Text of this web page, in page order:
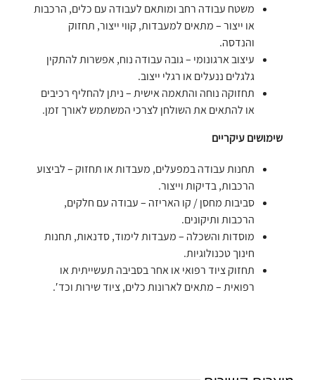
משטח עבודה רחב ומותאם לעבודה עם כלים, הרכבות
או ייצור – מתאים למעבדות, קווי ייצור, תחזוק
והנדסה.
עיצוב ארגונומי – גובה עבודה נוח, אפשרות להתקין
גלגלים ננעלים או רגלי ייצוב.
תחזוקה נוחה והתאמה אישית – ניתן להחליף רכיבים
או להתאים את השולחן לצרכי המשתמש לאורך זמן.
שימושים עיקריים
תחנות עבודה במפעלים, מעבדות או תחזוק – לביצוע
הרכבות, בדיקות וייצור.
סביבות מחסן / קו האריזה – עבודה עם חלקים,
הרכבות ותיקונים.
מוסדות והשכלה – מעבדות לימוד, סדנאות, תחנות
חינוך טכנולוגיות.
תחזוק ציוד רפואי או אחר בסביבה תעשייתית או
רפואית – מתאים לארונות כלים, ציוד שירות וכד′.